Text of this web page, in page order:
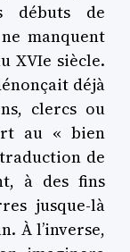
débuts de
manquent
XVIe siècle.
déjà
clercs ou
au « bien
de
à des fins
jusque-là
À l’inverse,